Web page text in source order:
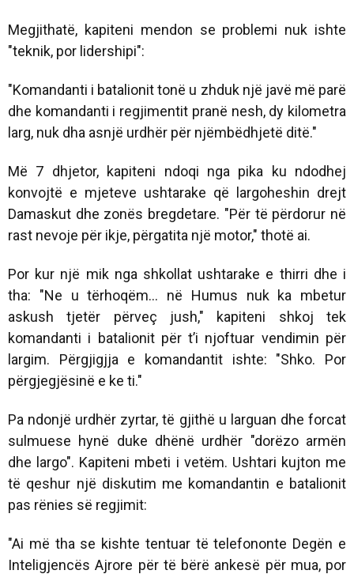
Megjithatë, kapiteni mendon se problemi nuk ishte
"teknik, por lidershipi":
"Komandanti i batalionit tonë u zhduk një javë më parë
dhe komandanti i regjimentit pranë nesh, dy kilometra
larg, nuk dha asnjë urdhër për njëmbëdhjetë ditë."
Më 7 dhjetor, kapiteni ndoqi nga pika ku ndodhej
konvojtë e mjeteve ushtarake që largoheshin drejt
Damaskut dhe zonës bregdetare. "Për të përdorur në
rast nevoje për ikje, përgatita një motor," thotë ai.
Por kur një mik nga shkollat ushtarake e thirri dhe i
tha: "Ne u tërhoqëm… në Humus nuk ka mbetur
askush tjetër përveç jush," kapiteni shkoj tek
komandanti i batalionit për t’i njoftuar vendimin për
largim. Përgjigjja e komandantit ishte: "Shko. Por
përgjegjësinë e ke ti."
Pa ndonjë urdhër zyrtar, të gjithë u larguan dhe forcat
sulmuese hynë duke dhënë urdhër "dorëzo armën
dhe largo". Kapiteni mbeti i vetëm. Ushtari kujton me
të qeshur një diskutim me komandantin e batalionit
pas rënies së regjimit:
"Ai më tha se kishte tentuar të telefononte Degën e
Inteligjencës Ajrore për të bërë ankesë për mua, por